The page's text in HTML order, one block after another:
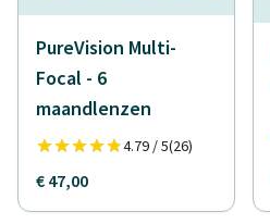
PureVision Multi-
Focal - 6
maandlenzen
4.79 / 5(26)
€ 47,00